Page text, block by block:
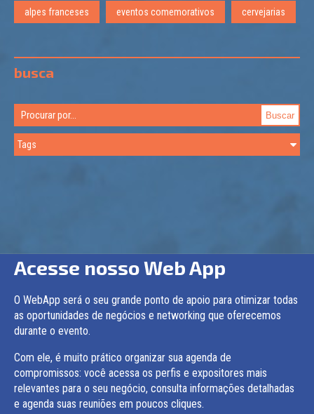
alpes franceses eventos comemorativos cervejarias
busca
Acesse nosso Web App
O WebApp será o seu grande ponto de apoio para otimizar todas
as oportunidades de negócios e networking que oferecemos
durante o evento.
Com ele, é muito prático organizar sua agenda de
compromissos: você acessa os perfis e expositores mais
relevantes para o seu negócio, consulta informações detalhadas
e agenda suas reuniões em poucos cliques.